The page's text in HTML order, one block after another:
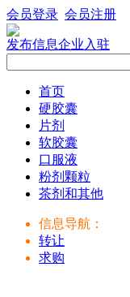
会员登录 会员注册
发布信息企业入驻
首页
硬胶囊
片剂
软胶囊
口服液
粉剂颗粒
茶剂和其他
信息导航：
转让
求购